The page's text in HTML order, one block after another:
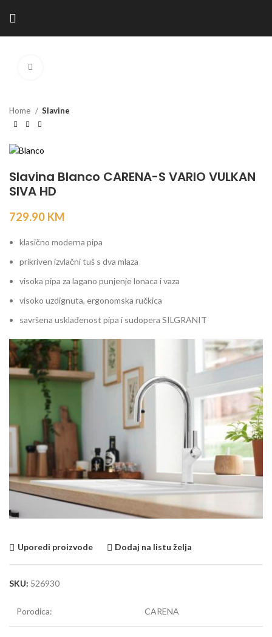
Home Slavine
Slavina Blanco CARENA-S VARIO VULKAN
SIVA HD
729.90 KM
klasično moderna pipa
prikriven izvlačni tuš s dva mlaza
visoka pipa za lagano punjenje lonaca i vaza
visoko uzdignuta, ergonomska ručkica
savršena usklađenost pipa i sudopera SILGRANIT
Uporedi proizvode Dodaj na listu želja
SKU: 526930
Porodica: CARENA